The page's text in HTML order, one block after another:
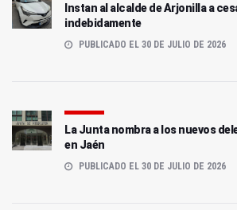
Instan al alcalde de Arjonilla a
indebidamente
PUBLICADO EL 30 DE JULIO DE 2026
La Junta nombra a los nuevos
en Jaén
PUBLICADO EL 30 DE JULIO DE 2026